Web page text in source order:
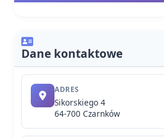
Dane kontaktowe
ADRES
Sikorskiego 4
64-700 Czarnków